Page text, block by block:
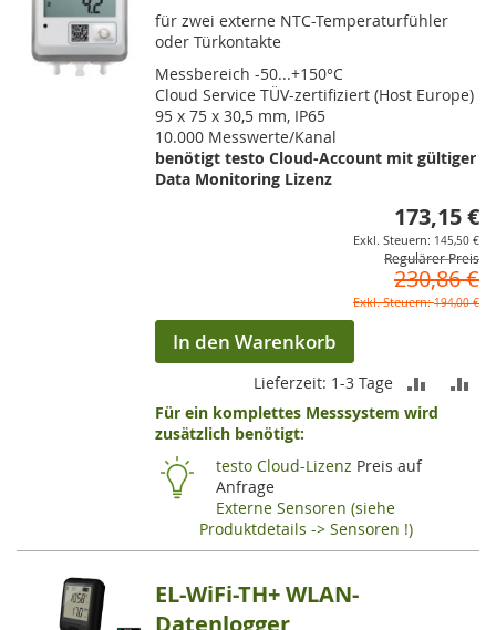
für zwei externe NTC-Temperaturfühler
oder Türkontakte
Messbereich -50...+150°C
Cloud Service TÜV-zertifiziert (Host Europe)
95 x 75 x 30,5 mm, IP65
10.000 Messwerte/Kanal
benötigt testo Cloud-Account mit gültiger
Data Monitoring Lizenz
173,15 €
145,50 €
Regulärer Preis
230,86 €
194,00 €
In den Warenkorb
Lieferzeit: 1-3 Tage
ZUR
Für ein komplettes Messsystem wird
zusätzlich benötigt:
testo Cloud-Lizenz Preis auf
Anfrage
Externe Sensoren (siehe
Produktdetails -> Sensoren !)
EL-WiFi-TH+ WLAN-
Datenlogger